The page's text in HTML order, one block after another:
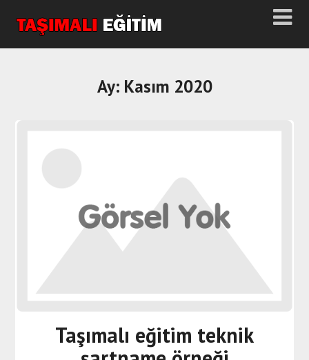
Ay: Kasım 2020
Taşımalı eğitim teknik